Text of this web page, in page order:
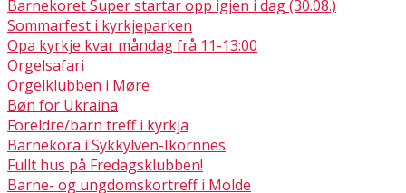
Barnekoret Super startar opp igjen i dag (30.08.)
Sommarfest i kyrkjeparken
Opa kyrkje kvar måndag frå 11-13:00
Orgelsafari
Orgelklubben i Møre
Bøn for Ukraina
Foreldre/barn treff i kyrkja
Barnekora i Sykkylven-Ikornnes
Fullt hus på Fredagsklubben!
Barne- og ungdomskortreff i Molde